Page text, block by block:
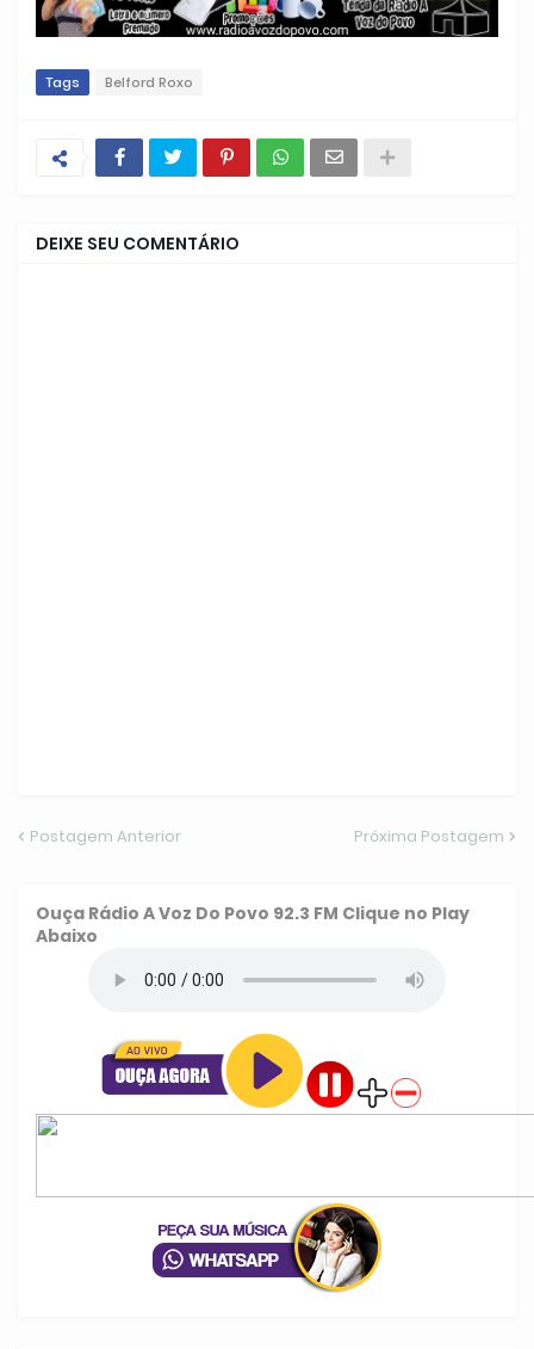
Tags Belford Roxo
DEIXE SEU COMENTÁRIO
Postagem Anterior Próxima Postagem
Ouça Rádio A Voz Do Povo 92.3 FM Clique no Play
Abaixo